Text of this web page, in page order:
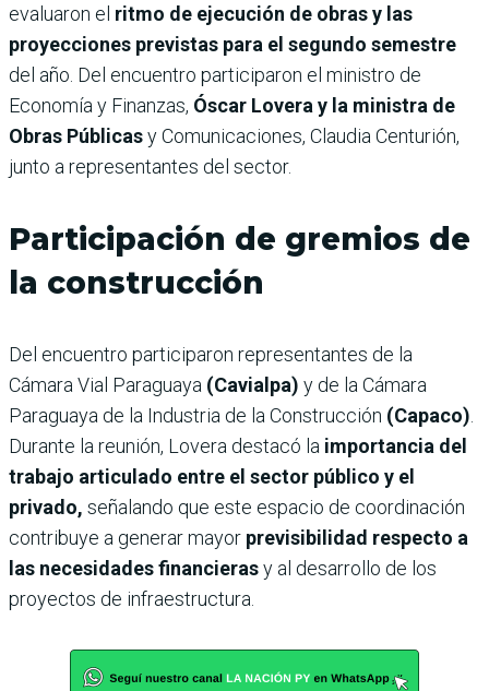
evaluaron el ritmo de ejecución de obras y las
proyecciones previstas para el segundo semestre
del año. Del encuentro participaron el ministro de
Economía y Finanzas, Óscar Lovera y la ministra de
Obras Públicasy Comunicaciones, Claudia Centurión,
junto a representantes del sector.
Participación de gremios de
la construcción
Del encuentro participaron representantes de la
Cámara Vial Paraguaya (Cavialpa) y de la Cámara
Paraguaya de la Industria de la Construcción (Capaco).
Durante la reunión, Lovera destacó la importancia del
trabajo articulado entre el sector público y el
privado, señalando que este espacio de coordinación
contribuye a generar mayor previsibilidad respecto a
las necesidades financierasy al desarrollo de los
proyectos de infraestructura.